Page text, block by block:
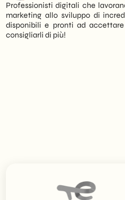
Professionisti digitali che
marketing allo sviluppo di
disponibili e pronti ad
consigliarli di più!